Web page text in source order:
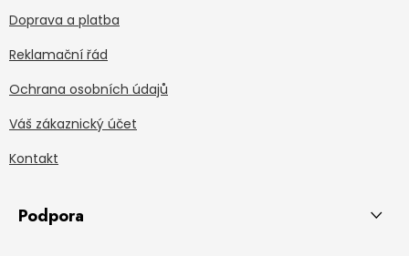
Doprava a platba
Reklamační řád
Ochrana osobních údajů
Váš zákaznický účet
Kontakt
Podpora